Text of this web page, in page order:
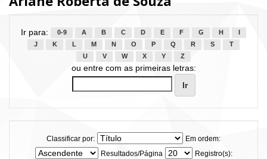
Ir para: 0-9 A B C D E F G H
J
K L M N O P Q R S
T
U
V W X Y Z
ou entre com as primeiras letras:
Classificar por:
Em ordem:
Resultados/Página
Registro(s):